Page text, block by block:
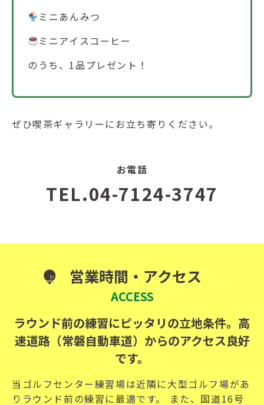
ミニあんみつ
ミニアイスコーヒー
のうち、1品プレゼント！
ぜひ喫茶ギャラリーにお立ち寄りください。
お電話
TEL.04-7124-3747
営業時間・アクセス
ACCESS
ラウンド前の練習にピッタリの立地条件。高
速道路（常磐自動車道）からのアクセス良好
です。
当ゴルフセンター練習場は近隣に大型ゴルフ場があ
りラウンド前の練習に最適です。 また、国道16号